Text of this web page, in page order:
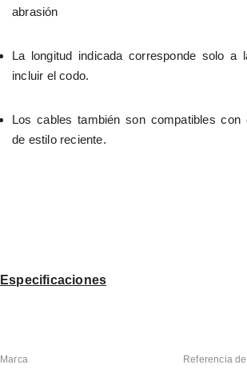
abrasión
La longitud indicada corresponde solo a
incluir el codo.
Los cables también son compatibles con
de estilo reciente.
Especificaciones
Marca Referencia